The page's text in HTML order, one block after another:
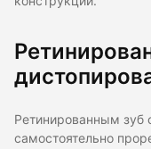
Ретинированным зуб
самостоятельно